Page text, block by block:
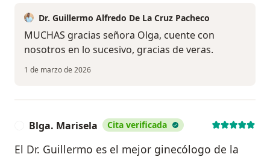
Dr. Guillermo Alfredo De La Cruz Pacheco
MUCHAS gracias señora Olga, cuente con
nosotros en lo sucesivo, gracias de veras.
1 de marzo de 2026
Blga. Marisela Cita verificada
El Dr. Guillermo es el mejor ginecólogo de la